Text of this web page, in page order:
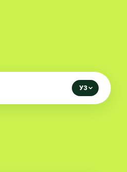
УЗ